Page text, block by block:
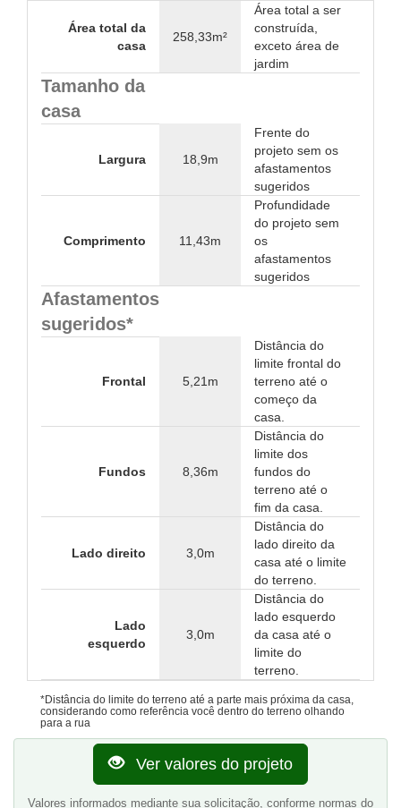
Área total da
casa
258,33m²
Área total a ser
construída,
exceto área de
jardim
Tamanho da
casa
Largura 18,9m
Frente do
projeto sem os
afastamentos
sugeridos
Comprimento 11,43m
Profundidade
do projeto sem
os
afastamentos
sugeridos
Afastamentos
sugeridos*
Frontal 5,21m
Distância do
limite frontal do
terreno até o
começo da
casa.
Fundos 8,36m
Distância do
limite dos
fundos do
terreno até o
fim da casa.
Lado direito 3,0m
Distância do
lado direito da
casa até o limite
do terreno.
Lado
esquerdo
3,0m
Distância do
lado esquerdo
da casa até o
limite do
terreno.
*Distância do limite do terreno até a parte mais próxima da casa,
considerando como referência você dentro do terreno olhando
para a rua
Ver valores do projeto
Valores informados mediante sua solicitação, conforme normas do